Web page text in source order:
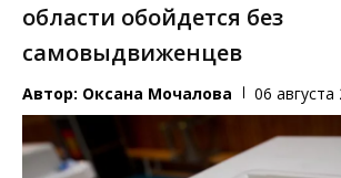
области обойдется без
самовыдвиженцев
Автор: Оксана Мочалова 06 августа